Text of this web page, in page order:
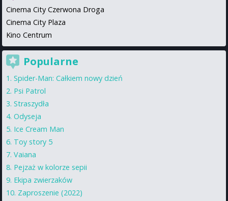
Cinema City Czerwona Droga
Cinema City Plaza
Kino Centrum
Popularne
Spider-Man: Całkiem nowy dzień
Psi Patrol
Straszydła
Odyseja
Ice Cream Man
Toy story 5
Vaiana
Pejzaż w kolorze sepii
Ekipa zwierzaków
Zaproszenie (2022)